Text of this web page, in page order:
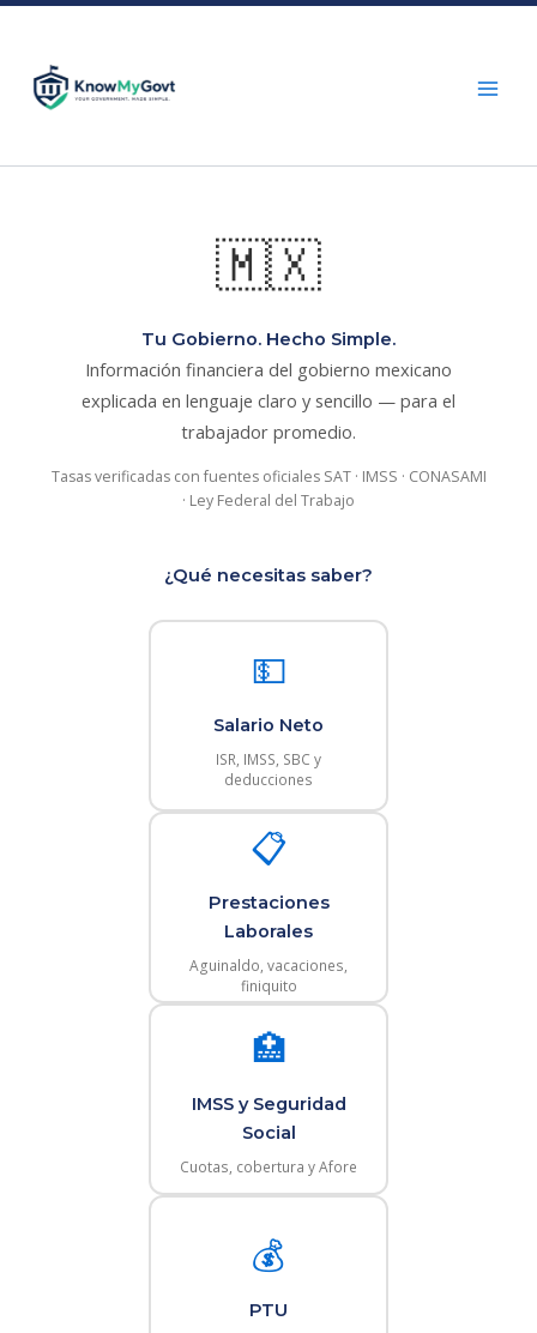
content
🇲🇽
Tu Gobierno. Hecho Simple.
Información financiera del gobierno mexicano
explicada en lenguaje claro y sencillo — para el
trabajador promedio.
Tasas verificadas con fuentes oficiales SAT · IMSS · CONASAMI
· Ley Federal del Trabajo
¿Qué necesitas saber?
💵
Salario Neto
ISR, IMSS, SBC y
deducciones
📋
Prestaciones
Laborales
Aguinaldo, vacaciones,
finiquito
🏥
IMSS y Seguridad
Social
Cuotas, cobertura y Afore
💰
PTU